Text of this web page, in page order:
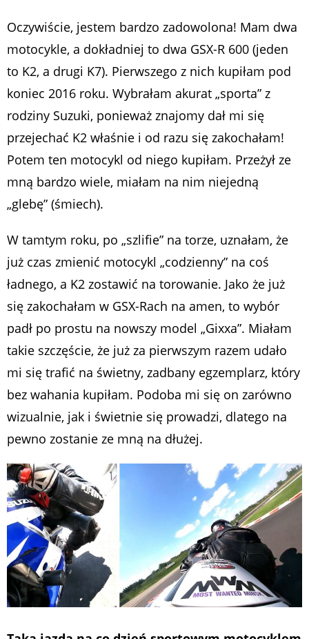
Oczywiście, jestem bardzo zadowolona! Mam dwa
motocykle, a dokładniej to dwa GSX-R 600 (jeden
to K2, a drugi K7). Pierwszego z nich kupiłam pod
koniec 2016 roku. Wybrałam akurat „sporta” z
rodziny Suzuki, ponieważ znajomy dał mi się
przejechać K2 właśnie i od razu się zakochałam!
Potem ten motocykl od niego kupiłam. Przeżył ze
mną bardzo wiele, miałam na nim niejedną
„glebę” (śmiech).
W tamtym roku, po „szlifie” na torze, uznałam, że
już czas zmienić motocykl „codzienny” na coś
ładnego, a K2 zostawić na torowanie. Jako że już
się zakochałam w GSX-Rach na amen, to wybór
padł po prostu na nowszy model „Gixxa”. Miałam
takie szczęście, że już za pierwszym razem udało
mi się trafić na świetny, zadbany egzemplarz, który
bez wahania kupiłam. Podoba mi się on zarówno
wizualnie, jak i świetnie się prowadzi, dlatego na
pewno zostanie ze mną na dłużej.